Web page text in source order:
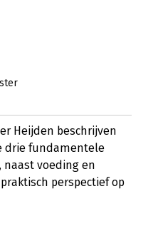
Heijden beschrijven
drie fundamentele
voeding en
perspectief op